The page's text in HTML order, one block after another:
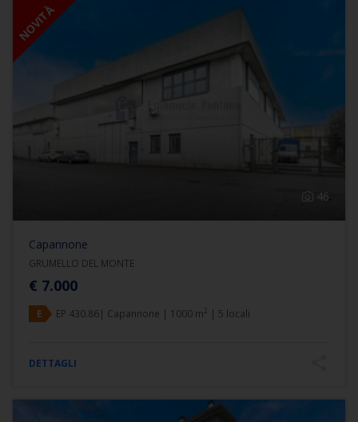
46
NOVITÀ
Capannone
GRUMELLO DEL MONTE
€ 7.000
E EP 430.86| Capannone | 1000 m2 | 5 locali
DETTAGLI